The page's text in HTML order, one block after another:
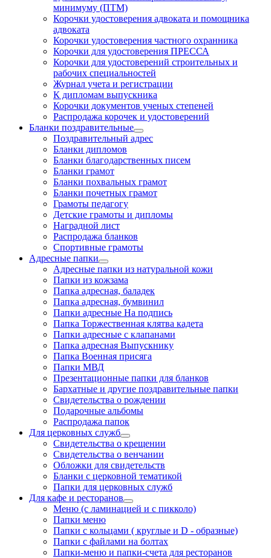
минимуму (ПТМ)
Корочки удостоверения адвоката и помощника
адвоката
Корочки удостоверения частного охранника
Корочки для удостоверения ПРЕССА
Корочки для удостоверений строительных и
рабочих специальностей
Журнал учета и регистрации
К дипломам выпускника
Корочки документов ученых степеней
Распродажа корочек и удостоверений
Бланки поздравительные
Поздравительный адрес
Бланки дипломов
Бланки благодарственных писем
Бланки грамот
Бланки похвальных грамот
Бланки почетных грамот
Грамоты педагогу
Детские грамоты и дипломы
Наградной лист
Распродажа бланков
Спортивные грамоты
Адресные папки
Адресные папки из натуральной кожи
Папки из кожзама
Папка адресная, баладек
Папка адресная, бумвинил
Папки адресные На подпись
Папка Торжественная клятва кадета
Папки адресные с клапанами
Папка адресная Выпускнику
Папка Военная присяга
Папки МВД
Презентационные папки для бланков
Бархатные и другие поздравительные папки
Свидетельства о рождении
Подарочные альбомы
Распродажа папок
Для церковных служб
Свидетельства о крещении
Свидетельства о венчании
Обложки для свидетельств
Бланки с церковной тематикой
Папки для церковных служб
Для кафе и ресторанов
Меню (с ламинацией и с пикколо)
Папки меню
Папки с кольцами ( круглые и D - образные)
Папки с файлами на болтах
Папки-меню и папки-счета для ресторанов